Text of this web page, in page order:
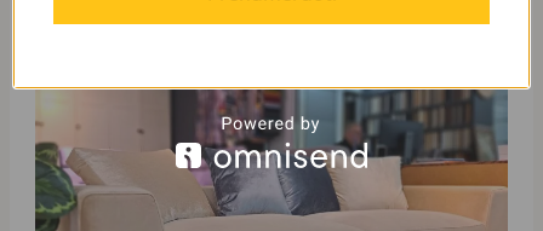
1890,00 €.999,00 €.